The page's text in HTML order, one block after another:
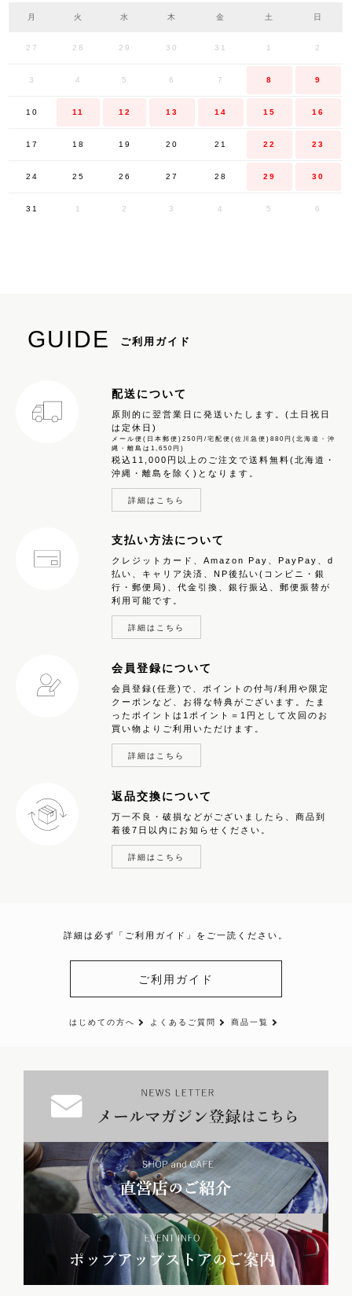
月 火 水 木 金 土 日
27 28 29 30 31 1 2
3 4 5 6 7 8 9
10 11 12 13 14 15 16
17 18 19 20 21 22 23
24 25 26 27 28 29 30
31 1 2 3 4 5 6
GUIDE ご利用ガイド
配送について
原則的に翌営業日に発送いたします。(土日祝日
は定休日)
メール便(日本郵便)250円/宅配便(佐川急便)880円(北海道・沖
縄・離島は1,650円)
税込11,000円以上のご注文で送料無料(北海道・
沖縄・離島を除く)となります。
詳細はこちら
支払い方法について
クレジットカード、Amazon Pay、PayPay、d
払い、キャリア決済、NP後払い(コンビニ・銀
行・郵便局)、代金引換、銀行振込、郵便振替が
利用可能です。
詳細はこちら
会員登録について
会員登録(任意)で、ポイントの付与/利用や限定
クーポンなど、お得な特典がございます。たま
ったポイントは1ポイント＝1円として次回のお
買い物よりご利用いただけます。
詳細はこちら
返品交換について
万一不良・破損などがございましたら、商品到
着後7日以内にお知らせください。
詳細はこちら
詳細は必ず「ご利用ガイド」をご一読ください。
ご利用ガイド
はじめての方へ よくあるご質問 商品一覧